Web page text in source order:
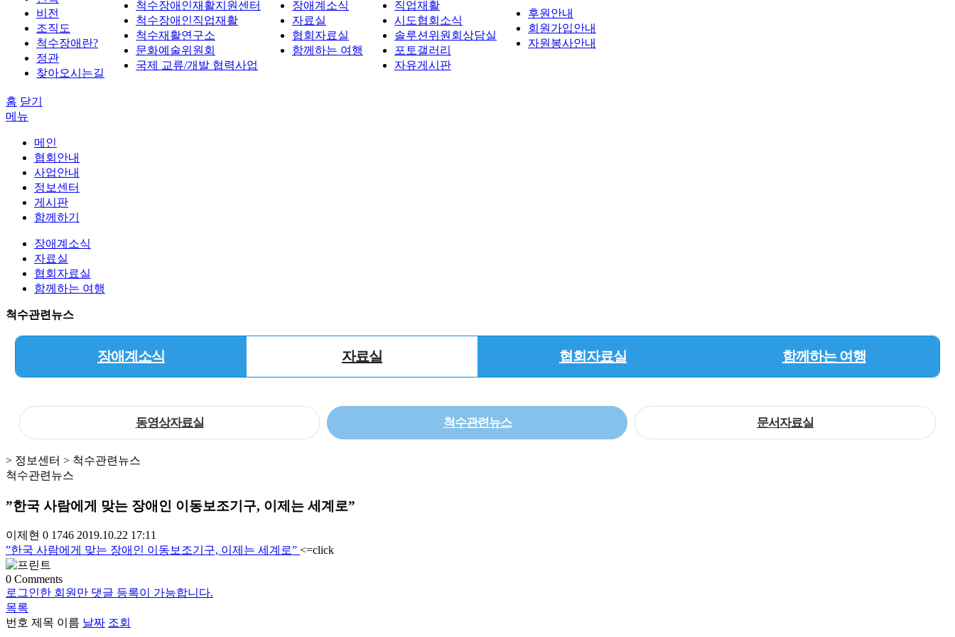
비전
조직도
척수장애란?
정관
찾아오시는길
척수장애인재활지원센터
척수장애인직업재활
척수재활연구소
문화예술위원회
국제 교류/개발 협력사업
장애계소식
자료실
협회자료실
함께하는 여행
직업재활
시도협회소식
솔루션위원회상담실
포토갤러리
자유게시판
후원안내
회원가입안내
자원봉사안내
홈 닫기
메뉴
메인
협회안내
사업안내
정보센터
게시판
함께하기
장애계소식
자료실
협회자료실
함께하는 여행
척수관련뉴스
장애계소식 자료실 협회자료실 함께하는 여행
동영상자료실 척수관련뉴스 문서자료실
> 정보센터 > 척수관련뉴스
척수관련뉴스
”한국 사람에게 맞는 장애인 이동보조기구, 이제는 세계로”
이제현 0 1746 2019.10.22 17:11
”한국 사람에게 맞는 장애인 이동보조기구, 이제는 세계로” <=click
0 Comments
로그인한 회원만 댓글 등록이 가능합니다.
목록
번호 제목 이름 날짜 조회